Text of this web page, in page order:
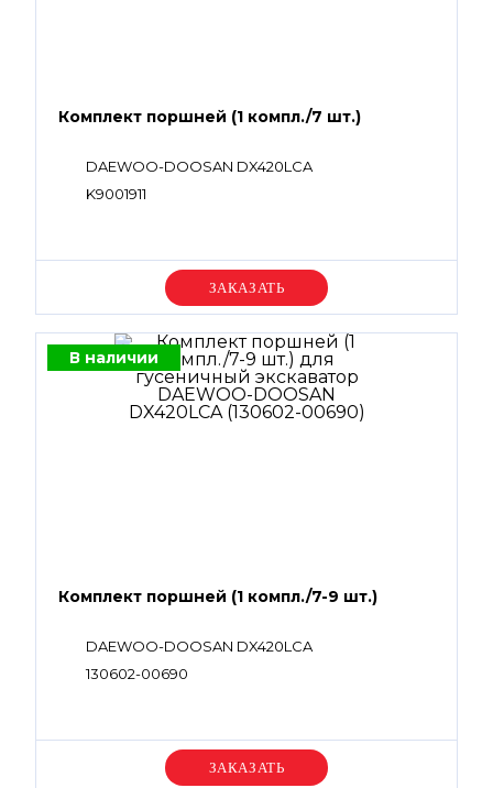
Комплект поршней (1 компл./7 шт.)
DAEWOO-DOOSAN DX420LCA
K9001911
Уточняйте цену
В наличии
Комплект поршней (1 компл./7-9 шт.)
DAEWOO-DOOSAN DX420LCA
130602-00690
Уточняйте цену